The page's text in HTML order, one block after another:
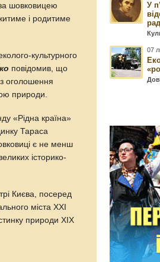
шовковицею
і родитиме
культурного
повідомив, що
оголошення
природи.
«Рідна країна»
Тараса
є не менш
історико-
Києва, посеред
міста ХХІ
природи ХІХ
У
07